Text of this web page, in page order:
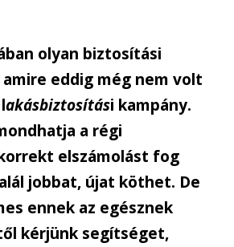
olyan biztosítási
eddig még nem volt
akásbiztosítási kampány.
a régi
elszámolást fog
jobbat, újat köthet. De
ennek az egésznek
kérjünk segítséget,